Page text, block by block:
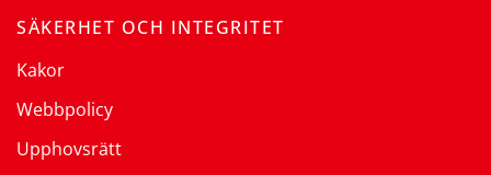
SÄKERHET OCH INTEGRITET
Kakor
Webbpolicy
Upphovsrätt